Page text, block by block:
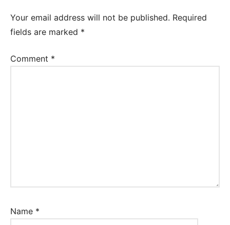
Your email address will not be published. Required
fields are marked *
Comment *
Name *